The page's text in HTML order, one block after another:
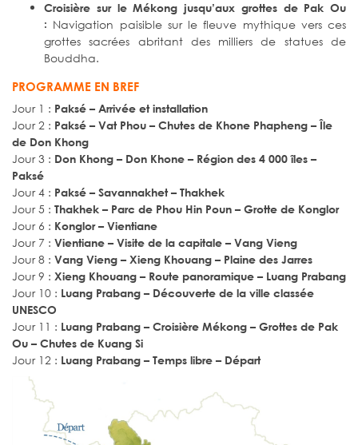
Croisière sur le Mékong jusqu’aux grottes de Pak Ou
: Navigation paisible sur le fleuve mythique vers ces
grottes sacrées abritant des milliers de statues de
Bouddha.
PROGRAMME EN BREF
Jour 1 : Paksé – Arrivée et installation
Jour 2 : Paksé – Vat Phou – Chutes de Khone Phapheng – Île
de Don Khong
Jour 3 : Don Khong – Don Khone – Région des 4 000 îles –
Paksé
Jour 4 : Paksé – Savannakhet – Thakhek
Jour 5 : Thakhek – Parc de Phou Hin Poun – Grotte de Konglor
Jour 6 : Konglor – Vientiane
Jour 7 : Vientiane – Visite de la capitale – Vang Vieng
Jour 8 : Vang Vieng – Xieng Khouang – Plaine des Jarres
Jour 9 : Xieng Khouang – Route panoramique – Luang Prabang
Jour 10 : Luang Prabang – Découverte de la ville classée
UNESCO
Jour 11 : Luang Prabang – Croisière Mékong – Grottes de Pak
Ou – Chutes de Kuang Si
Jour 12 : Luang Prabang – Temps libre – Départ